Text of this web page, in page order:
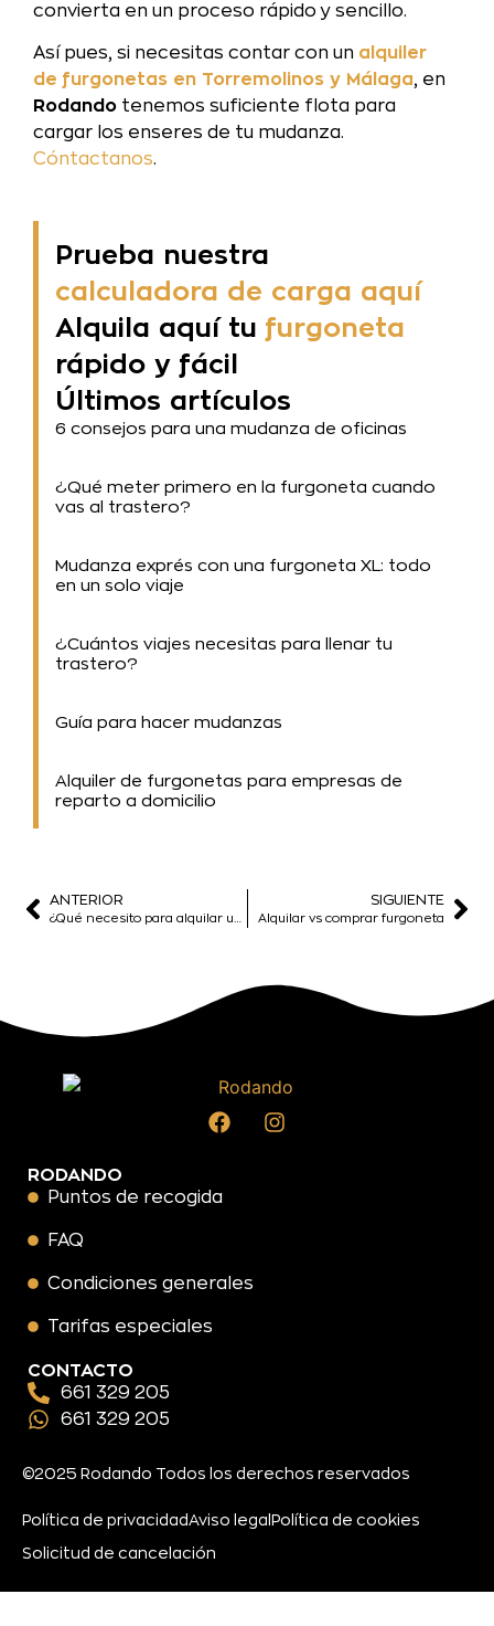
convierta en un proceso rápido y sencillo.
Así pues, si necesitas contar con un alquiler
de furgonetas en Torremolinos y Málaga, en
Rodando tenemos suficiente flota para
cargar los enseres de tu mudanza.
Cóntactanos.
Prueba nuestra
calculadora de carga aquí
Alquila aquí tu furgoneta
rápido y fácil
Últimos artículos
6 consejos para una mudanza de oficinas
¿Qué meter primero en la furgoneta cuando
vas al trastero?
Mudanza exprés con una furgoneta XL: todo
en un solo viaje
¿Cuántos viajes necesitas para llenar tu
trastero?
Guía para hacer mudanzas
Alquiler de furgonetas para empresas de
reparto a domicilio
ANTERIOR
¿Qué necesito para alquilar una furgo sin conductor?
SIGUIENTE
Alquilar vs comprar furgoneta
RODANDO
Puntos de recogida
FAQ
Condiciones generales
Tarifas especiales
CONTACTO
661 329 205
661 329 205
©2025 Rodando Todos los derechos reservados
Política de privacidadAviso legal Política de cookies
Solicitud de cancelación